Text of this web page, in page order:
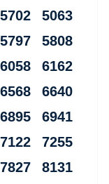
5063
5808
6162
6640
6941
7255
8131